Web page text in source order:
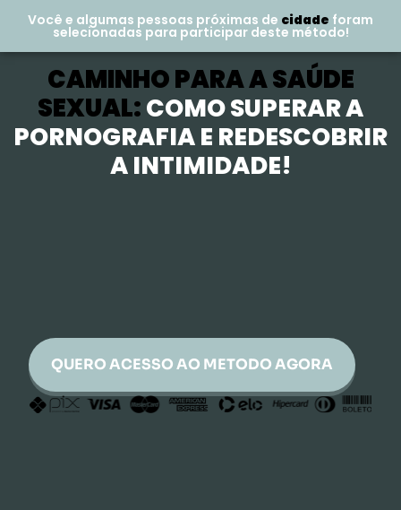
Você e algumas pessoas próximas de cidade foram
selecionadas para participar deste método!
CAMINHO PARA A SAÚDE
SEXUAL:COMO SUPERAR A
PORNOGRAFIA E REDESCOBRIR
A INTIMIDADE!
QUERO ACESSO AO METODO AGORA